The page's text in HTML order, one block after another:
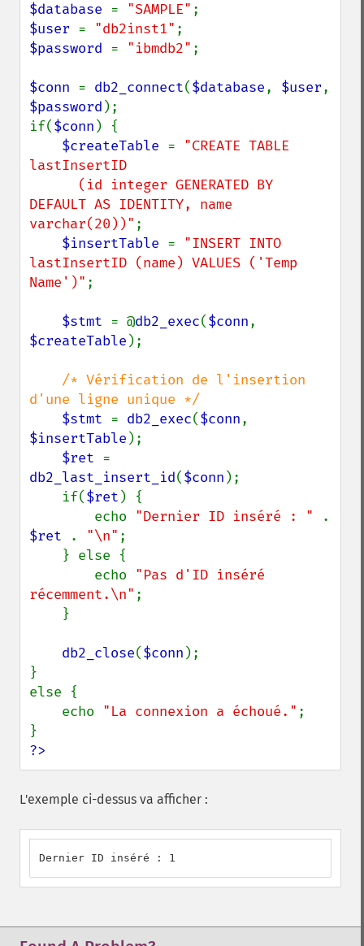
$database = "SAMPLE"
$user = "db2inst1"
$password = "ibmdb2" ;
$conn = db2_connect($database, $user
$password );
if($conn ) {
$createTable = "CREATE TABLE
lastInsertID
DEFAULT AS IDENTITY, name
varchar(20))" ;
$insertTable = "INSERT INTO
lastInsertID (name) VALUES ('Temp
Name')" ;
$stmt = @db2_exec($conn
$createTable );
/* Vérification de l'insertion
d'une ligne unique */
$stmt = db2_exec($conn
$insertTable );
$ret
db2_last_insert_id($conn );
    if(
$ret ) {
        echo
"Dernier ID inséré : "
$ret
. "\n" ;
        echo
"Pas d'ID inséré
récemment.\n" ;
db2_close($conn );
}
else {
    echo
"La connexion a échoué." ;
?>
L'exemple ci-dessus va afficher :
Dernier ID inséré : 1